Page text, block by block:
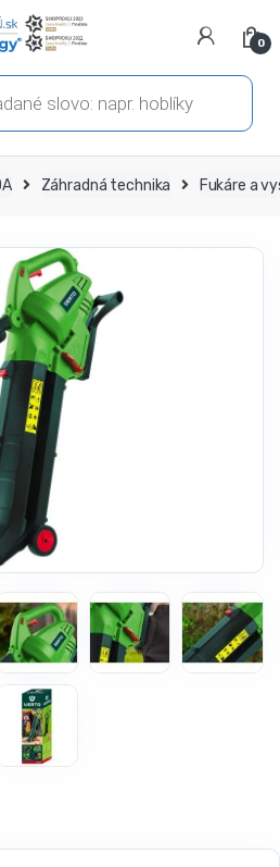
0
Záhradná technika Fukáre a